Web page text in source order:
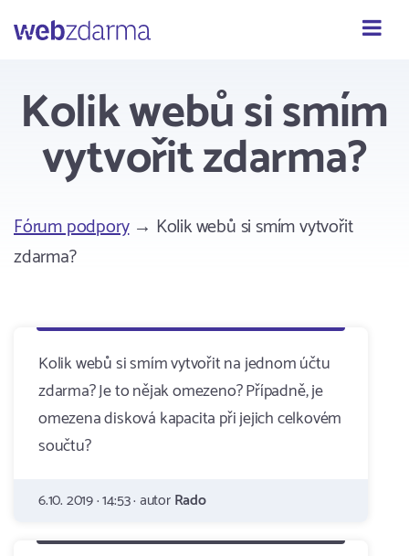
Webzdarma
Kolik webů si smím
vytvořit zdarma?
Fórum podpory→ Kolik webů si smím vytvořit
zdarma?
Kolik webů si smím vytvořit na jednom účtu
zdarma? Je to nějak omezeno? Případně, je
omezena disková kapacita při jejich celkovém
součtu?
6.10. 2019 · 14:53 · autorRado